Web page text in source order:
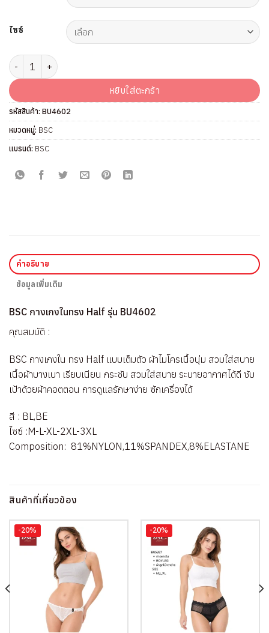
ไซซ์
จำนวน กางเกงใน แบรนด์ BSC รุ่น BU4602 ชิ้น
หยิบใส่ตะกร้า
รหัสสินค้า: BU4602
หมวดหมู่: BSC
แบรนด์: BSC
คำอธิบาย
ข้อมูลเพิ่มเติม
BSC กางเกงในทรง Half รุ่น BU4602
คุณสมบัติ :
BSC กางเกงใน ทรง Half แบบเต็มตัว ผ้าไมโครเนื้อนุ่ม สวมใส่สบาย
เนื้อผ้าบางเบา เรียบเนียน กระชับ สวมใส่สบาย ระบายอากาศได้ดี ซับ
เป้าด้วยผ้าคอตตอน การดูแลรักษาง่าย ซักเครื่องได้
สี : BL,BE
ไซซ์ :M-L-XL-2XL-3XL
Composition: 81%NYLON,11%SPANDEX,8%ELASTANE
สินค้าที่เกี่ยวข้อง
-20% -20%